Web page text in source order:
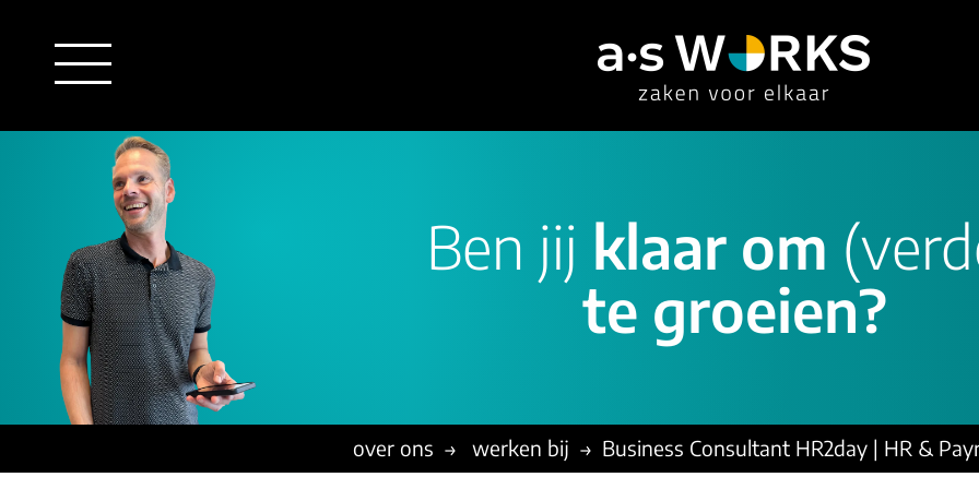
outsourcing
financiële administratie
salarisadministratie
juridische zaken
consultancy
implementatie
optimalisatie
functioneel beheer
overige diensten
werving & selectie
vacatures
communicatie
Ben jij klaar om
te groeien?
over ons werken bij Business Consultant HR2day | HR &